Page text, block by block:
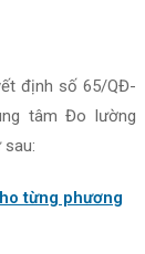
định số 65/QĐ-
tâm Đo lường
từng phương